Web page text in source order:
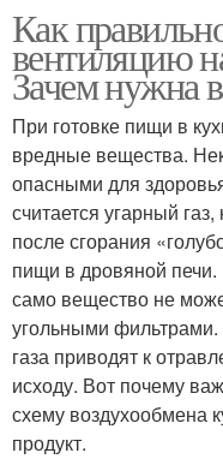
Как
вентиляцию
Зачем нужна
При готовке пищи в
вредные вещества.
опасными для
считается угарный
после сгорания
пищи в дровяной
само вещество не
угольными фильтрами.
газа приводят к
исходу. Вот почему
схему воздухообмена
продукт.